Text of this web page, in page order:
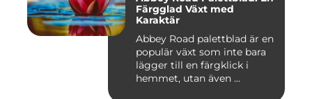
Färgglad Växt med
Karaktär
Abbey Road palettblad är en
populär växt som inte bara
lägger till en färgklick i
hemmet, utan även ...